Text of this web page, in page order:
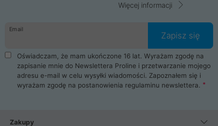
Więcej informacji
Email
Zapisz się
Oświadczam, że mam ukończone 16 lat. Wyrażam zgodę na
zapisanie mnie do Newslettera Proline i przetwarzanie mojego
adresu e-mail w celu wysyłki wiadomości. Zapoznałem się i
wyrażam zgodę na postanowienia regulaminu newslettera.
Zakupy